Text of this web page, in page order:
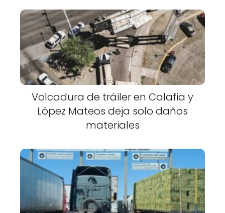
Volcadura de tráiler en Calafia y
López Mateos deja solo daños
materiales